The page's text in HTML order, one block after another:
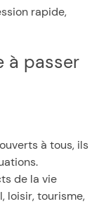
rapide,
à tous, ils
de la vie
loisir, tourisme,